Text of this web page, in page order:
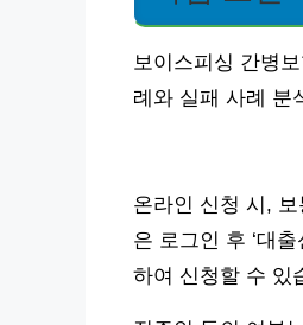
보이스피싱 간병
례와 실패 사례 분
온라인 신청 시,
은 로그인 후 ‘대
하여 신청할 수 있